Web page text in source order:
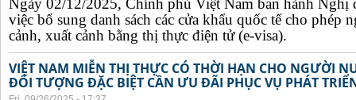
Ngày 02/12/2025, Chính phủ Việt Nam ban hành Nghị
việc bổ sung danh sách các cửa khẩu quốc tế cho phép
cảnh, xuất cảnh bằng thị thực điện tử (e-visa).
VIỆT NAM MIỄN THỊ THỰC CÓ THỜI HẠN CHO NGƯỜI
ĐỐI TƯỢNG ĐẶC BIỆT CẦN ƯU ĐÃI PHỤC VỤ PHÁT